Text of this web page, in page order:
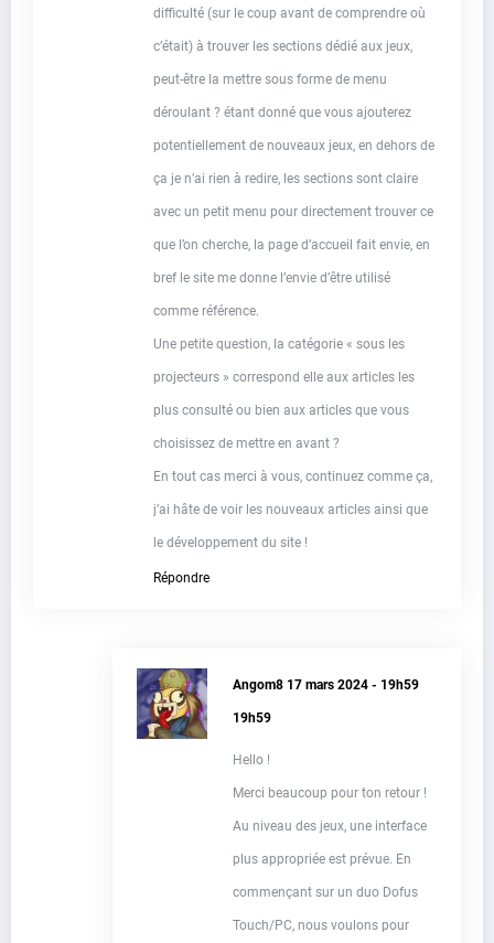
difficulté (sur le coup avant de comprendre où
c’était) à trouver les sections dédié aux jeux,
peut-être la mettre sous forme de menu
déroulant ? étant donné que vous ajouterez
potentiellement de nouveaux jeux, en dehors de
ça je n’ai rien à redire, les sections sont claire
avec un petit menu pour directement trouver ce
que l’on cherche, la page d’accueil fait envie, en
bref le site me donne l’envie d’être utilisé
comme référence.
Une petite question, la catégorie « sous les
projecteurs » correspond elle aux articles les
plus consulté ou bien aux articles que vous
choisissez de mettre en avant ?
En tout cas merci à vous, continuez comme ça,
j’ai hâte de voir les nouveaux articles ainsi que
le développement du site !
Répondre
Angom8 17 mars 2024 - 19h59
19h59
Hello !
Merci beaucoup pour ton retour !
Au niveau des jeux, une interface
plus appropriée est prévue. En
commençant sur un duo Dofus
Touch/PC, nous voulons pour